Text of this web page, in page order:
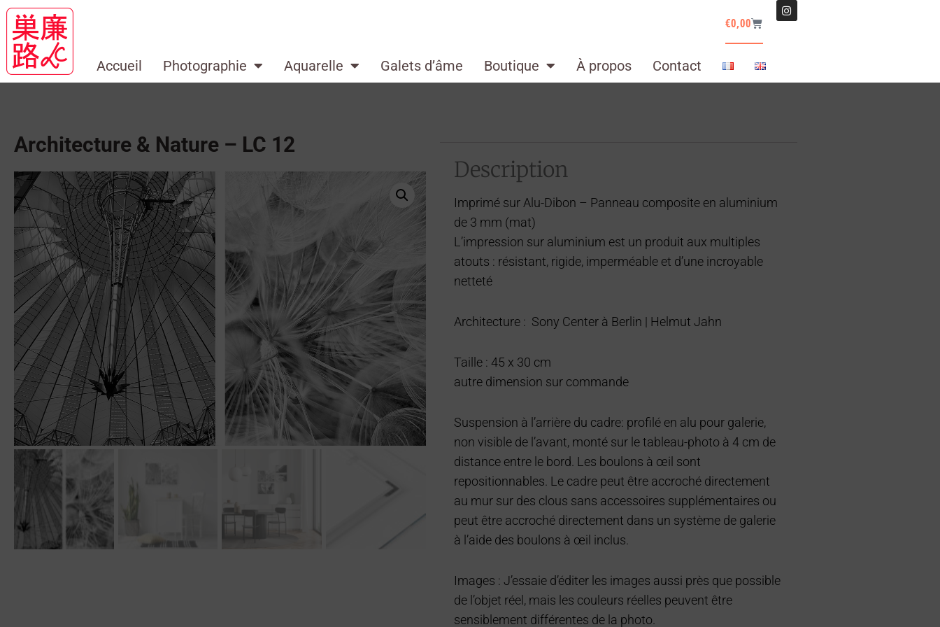
€0,00
Accueil Photographie Aquarelle Galets d’âme Boutique À propos Contact
Architecture & Nature – LC 12
Description
Imprimé sur Alu-Dibon – Panneau composite en aluminium
de 3 mm (mat)
L’impression sur aluminium est un produit aux multiples
atouts : résistant, rigide, imperméable et d’une incroyable
netteté
Architecture : Sony Center à Berlin | Helmut Jahn
Taille : 45 x 30 cm
autre dimension sur commande
Suspension à l’arrière du cadre: profilé en alu pour galerie,
non visible de l’avant, monté sur le tableau-photo à 4 cm de
distance entre le bord. Les boulons à œil sont
repositionnables. Le cadre peut être accroché directement
au mur sur des clous sans accessoires supplémentaires ou
peut être accroché directement dans un système de galerie
à l’aide des boulons à œil inclus.
Images : J’essaie d’éditer les images aussi près que possible
de l’objet réel, mais les couleurs réelles peuvent être
sensiblement différentes de la photo.